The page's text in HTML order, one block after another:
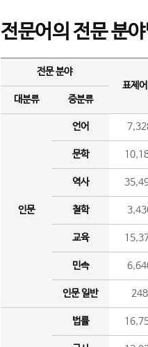
전문어의 전문 분
전문 분야
표제
대분류
중분류
인문
언어
문학
역사
철학
교육
민속
인문 일반 248
법률